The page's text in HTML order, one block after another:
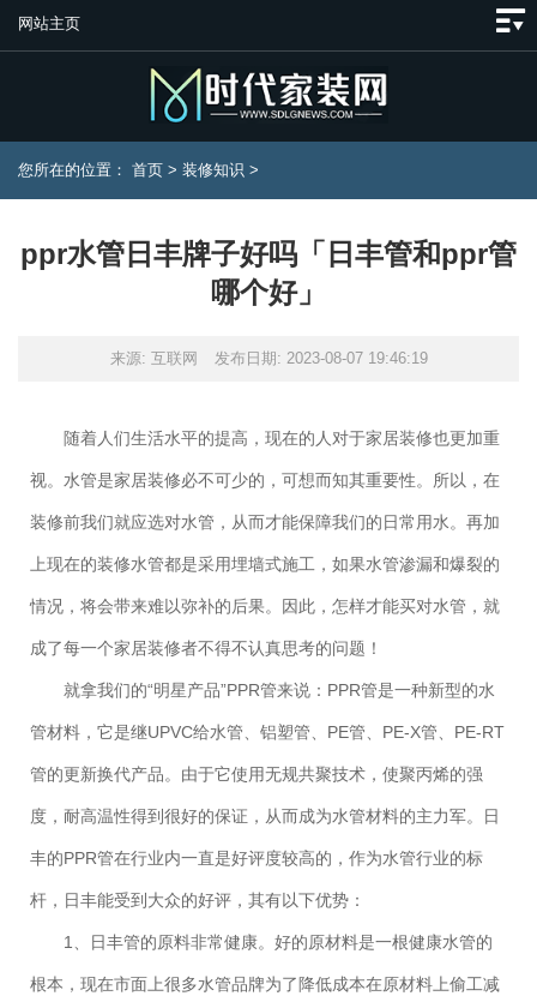
网站主页
您所在的位置： 首页 > 装修知识 >
ppr水管日丰牌子好吗「日丰管和ppr管
哪个好」
来源: 互联网 发布日期: 2023-08-07 19:46:19
随着人们生活水平的提高，现在的人对于家居装修也更加重
视。水管是家居装修必不可少的，可想而知其重要性。所以，在
装修前我们就应选对水管，从而才能保障我们的日常用水。再加
上现在的装修水管都是采用埋墙式施工，如果水管渗漏和爆裂的
情况，将会带来难以弥补的后果。因此，怎样才能买对水管，就
成了每一个家居装修者不得不认真思考的问题！
就拿我们的“明星产品”PPR管来说：PPR管是一种新型的水
管材料，它是继UPVC给水管、铝塑管、PE管、PE-X管、PE-RT
管的更新换代产品。由于它使用无规共聚技术，使聚丙烯的强
度，耐高温性得到很好的保证，从而成为水管材料的主力军。日
丰的PPR管在行业内一直是好评度较高的，作为水管行业的标
杆，日丰能受到大众的好评，其有以下优势：
1、日丰管的原料非常健康。好的原材料是一根健康水管的
根本，现在市面上很多水管品牌为了降低成本在原材料上偷工减